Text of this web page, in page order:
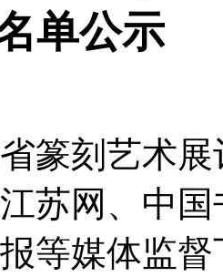
单公示
篆刻艺术
苏网、中
等媒体监